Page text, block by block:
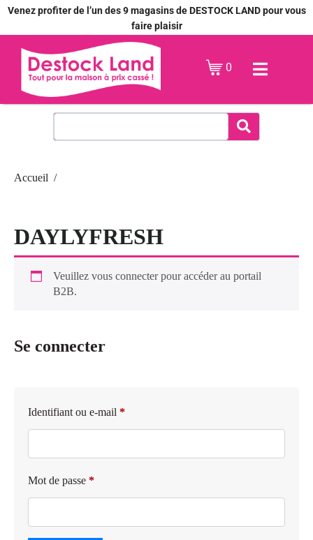
Venez profiter de l’un des 9 magasins de DESTOCK LAND pour vous
faire plaisir
0
Accueil
DAYLYFRESH
Veuillez vous connecter pour accéder au portail
B2B.
Se connecter
Identifiant ou e-mail *
Mot de passe *